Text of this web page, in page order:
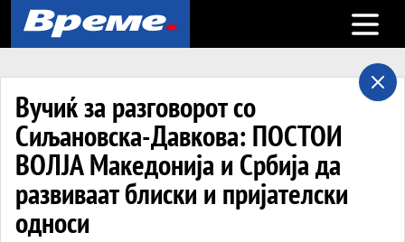
Open
Вучиќ за разговорот со
Сиљановска-Давкова: ПOСТОИ
ВОЛЈА Македонија и Србија да
развиваат блиски и пријателски
односи